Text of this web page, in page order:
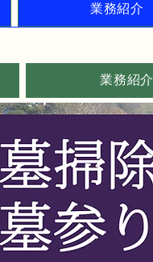
業務紹介
業務紹介